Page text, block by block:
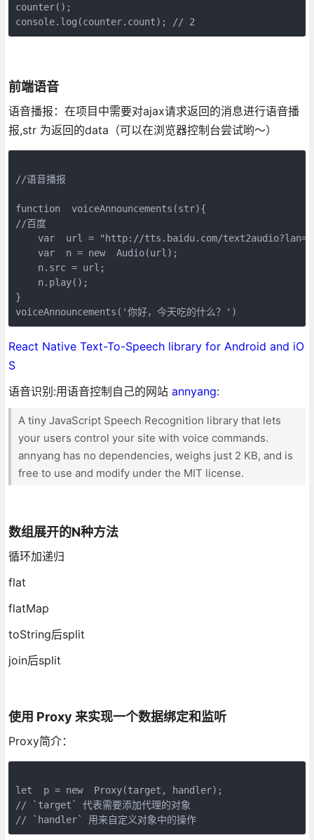
counter();
console.log(counter.count); // 2
前端语音
语音播报：在项目中需要对ajax请求返回的消息进行语音播
报,str 为返回的data（可以在浏览器控制台尝试哟～）
//语音播报
function  voiceAnnouncements(str){
//百度
var  url = "http://tts.baidu.com/
    var  n = new  Audio(url);
    n.src = url;
    n.play();
}
React Native Text-To-Speech library for Android and iO
S
语音识别:用语音控制自己的网站 annyang:
A tiny JavaScript Speech Recognition library that lets
your users control your site with voice commands.
annyang has no dependencies, weighs just 2 KB, and is
free to use and modify under the MIT license.
数组展开的N种方法
循环加递归
flat
flatMap
toString后split
join后split
使用 Proxy 来实现一个数据绑定和监听
Proxy简介：
let  p = new  Proxy(target, handler);
// `target` 代表需要添加代理的对象
// `handler` 用来自定义对象中的操作